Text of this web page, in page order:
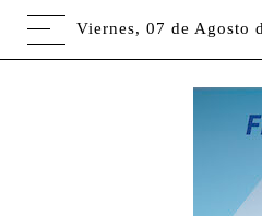
Viernes, 07 de Agosto